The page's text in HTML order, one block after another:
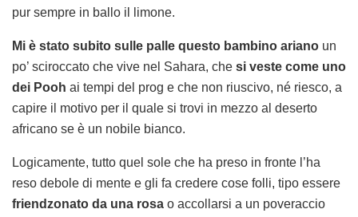
pur sempre in ballo il limone.
Mi è stato subito sulle palle questo bambino ariano un
po’ sciroccato che vive nel Sahara, che si veste come uno
dei Pooh ai tempi del prog e che non riuscivo, né riesco, a
capire il motivo per il quale si trovi in mezzo al deserto
africano se è un nobile bianco.
Logicamente, tutto quel sole che ha preso in fronte l’ha
reso debole di mente e gli fa credere cose folli, tipo essere
friendzonato da una rosa o accollarsi a un poveraccio